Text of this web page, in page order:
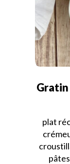
Gratin
plat